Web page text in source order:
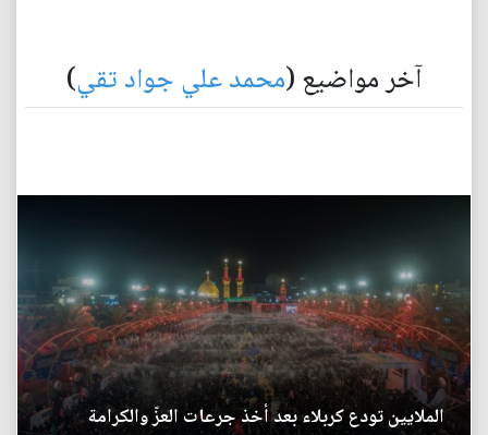
آخر مواضيع (محمد علي جواد تقي)
الملايين تودع كربلاء بعد أخذ جرعات العزّ والكرامة